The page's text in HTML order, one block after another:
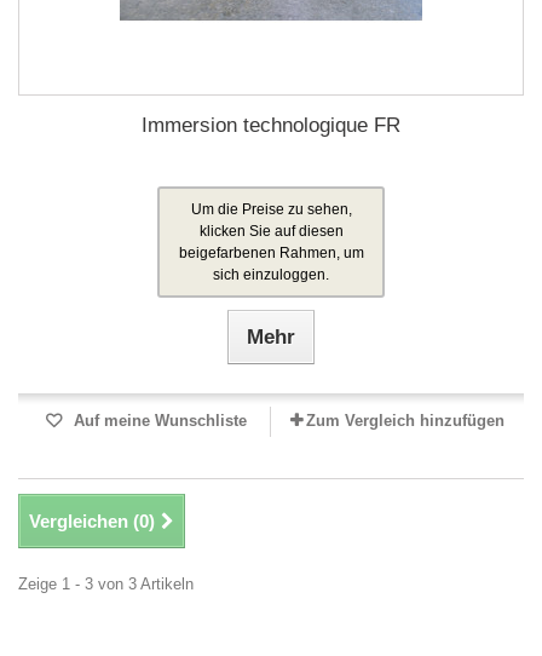
Immersion technologique FR
Um die Preise zu sehen,
klicken Sie auf diesen
beigefarbenen Rahmen, um
sich einzuloggen.
Mehr
Auf meine Wunschliste Zum Vergleich hinzufügen
Vergleichen (0)
Zeige 1 - 3 von 3 Artikeln